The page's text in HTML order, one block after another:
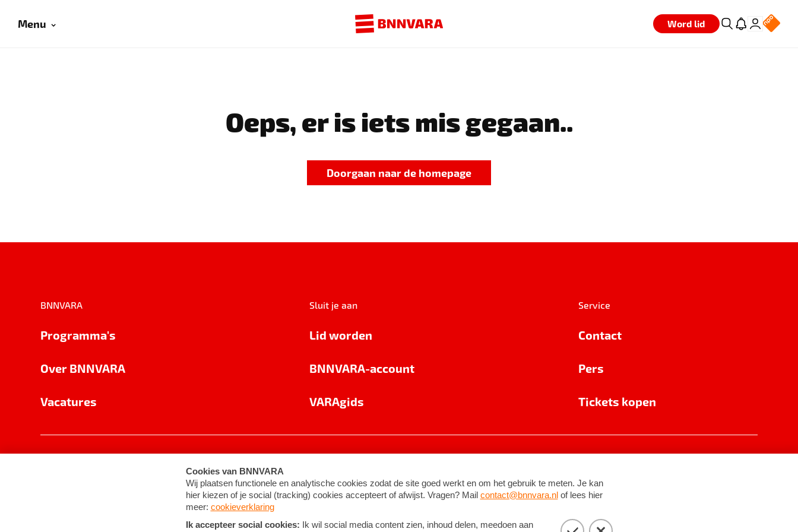
Menu Word lid
Oeps, er is iets mis gegaan..
Doorgaan naar de homepage
BNNVARA
Programma's
Over BNNVARA
Vacatures
Sluit je aan
Lid worden
BNNVARA-account
VARAgids
Service
Contact
Pers
Tickets kopen
Cookie-instellingen Algemene voorwaarden ©2026BNNVARA